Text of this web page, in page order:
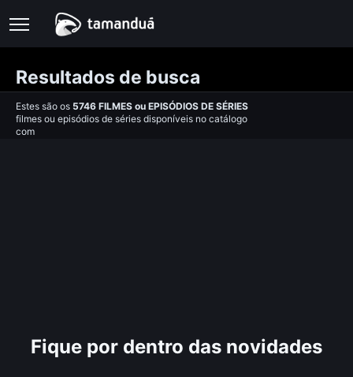
Resultados de busca
Estes são os 5746 FILMES ou EPISÓDIOS DE SÉRIES
filmes ou episódios de séries disponíveis no catálogo
com
Fique por dentro das novidades